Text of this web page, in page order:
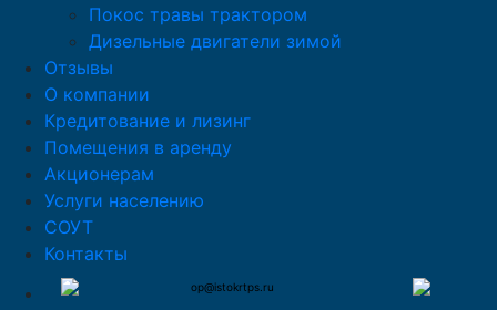
Покос травы трактором
Дизельные двигатели зимой
Отзывы
О компании
Кредитование и лизинг
Помещения в аренду
Акционерам
Услуги населению
СОУТ
Контакты
op@istokrtps.ru